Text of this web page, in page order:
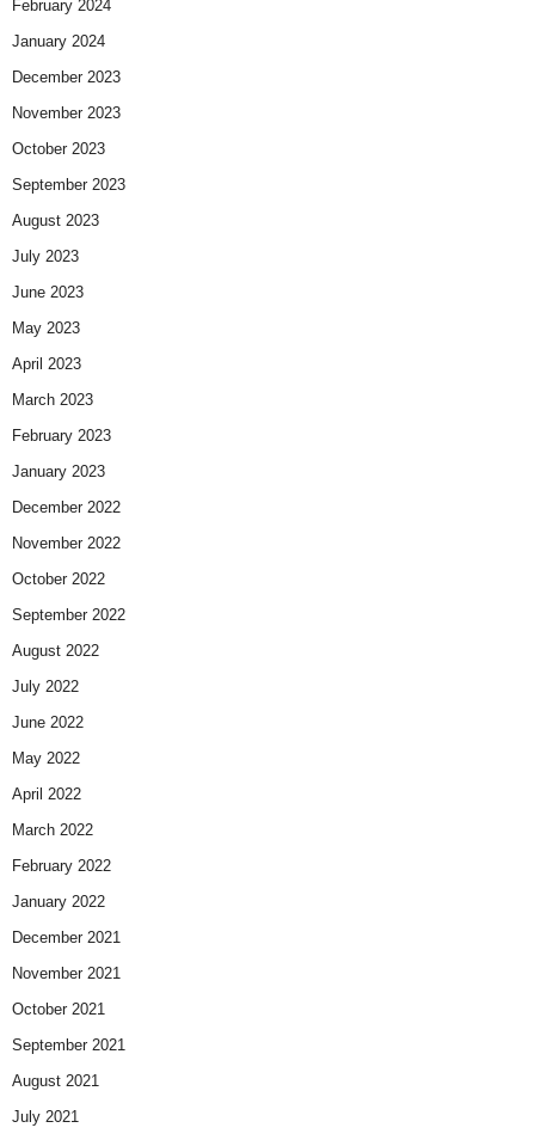
February 2024
January 2024
December 2023
November 2023
October 2023
September 2023
August 2023
July 2023
June 2023
May 2023
April 2023
March 2023
February 2023
January 2023
December 2022
November 2022
October 2022
September 2022
August 2022
July 2022
June 2022
May 2022
April 2022
March 2022
February 2022
January 2022
December 2021
November 2021
October 2021
September 2021
August 2021
July 2021